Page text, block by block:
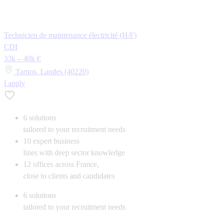
Technicien de maintenance électricité (H/F)
CDI
33k – 40k €
Tarnos, Landes (40220)
I apply
6 solutions
tailored to your recruitment needs
10 expert business
lines with deep sector knowledge
12 offices across France,
close to clients and candidates
6 solutions
tailored to your recruitment needs